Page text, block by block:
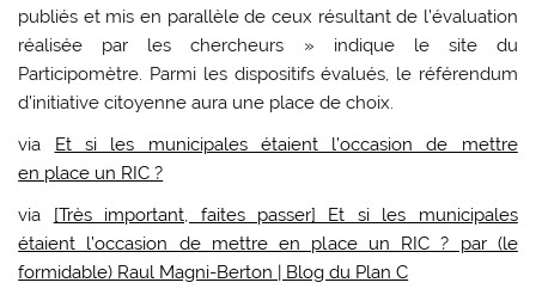
publiés et mis en parallèle de ceux résultant de l’évaluation
réalisée par les chercheurs » indique le site du
Participomètre. Parmi les dispositifs évalués, le référendum
d’initiative citoyenne aura une place de choix.
via Et si les municipales étaient l’occasion de mettre
en place un RIC ?
via
[Très important, faites passer] Et si les municipales
étaient l’occasion de mettre en place un RIC ? par (le
formidable) Raul Magni-Berton | Blog du Plan C